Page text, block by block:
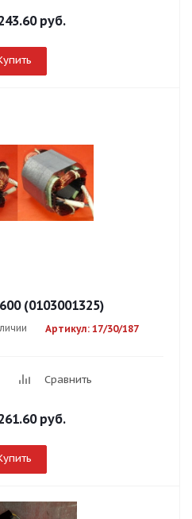
руб.
(0103001325)
Артикул: 17/30/187
Сравнить
руб.